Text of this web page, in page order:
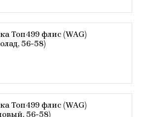
Топ499 флис (WAG)
56-58)
Топ499 флис (WAG)
56-58)